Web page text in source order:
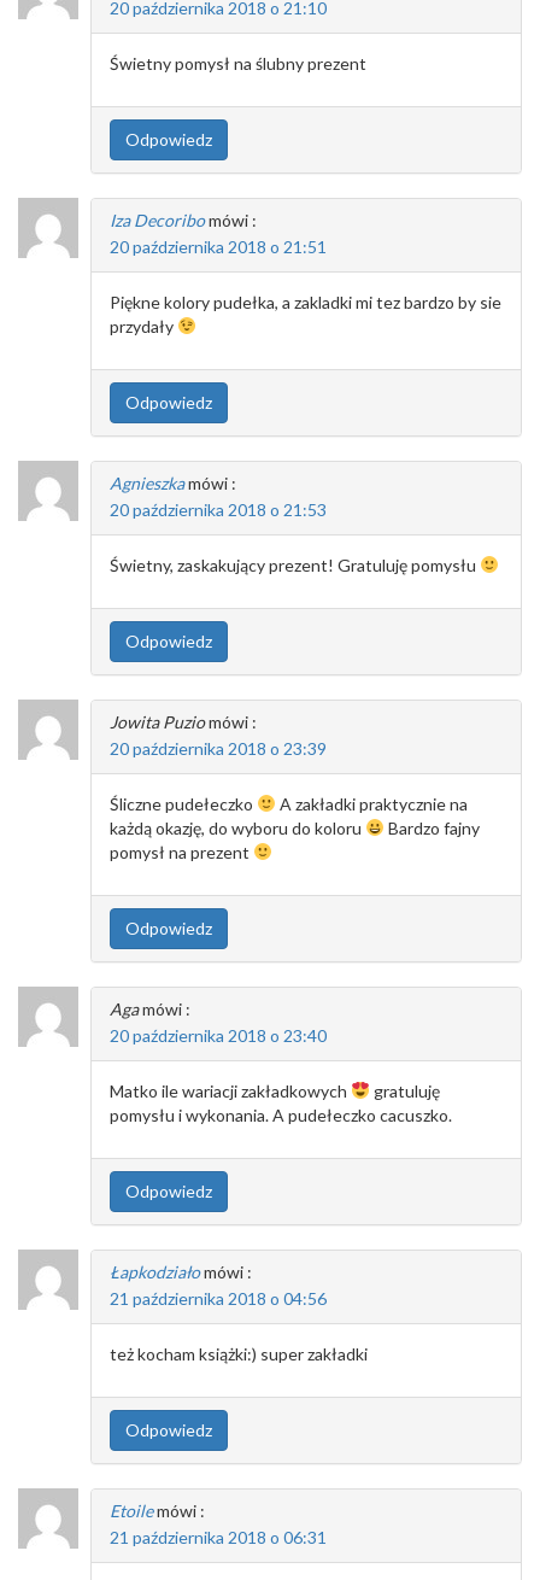
20 października 2018 o 21:10
Świetny pomysł na ślubny prezent
Odpowiedz
Iza Decoribomówi :
20 października 2018 o 21:51
Piękne kolory pudełka, a zakladki mi tez bardzo by sie
przydały
Odpowiedz
Agnieszkamówi :
20 października 2018 o 21:53
Świetny, zaskakujący prezent! Gratuluję pomysłu
Odpowiedz
Jowita Puziomówi :
20 października 2018 o 23:39
Śliczne pudełeczko
A zakładki praktycznie na
każdą okazję, do wyboru do koloru
Bardzo fajny
pomysł na prezent
Odpowiedz
Agamówi :
20 października 2018 o 23:40
Matko ile wariacji zakładkowych
gratuluję
pomysłu i wykonania. A pudełeczko cacuszko.
Odpowiedz
Łapkodziałomówi :
21 października 2018 o 04:56
też kocham książki:) super zakładki
Odpowiedz
Etoilemówi :
21 października 2018 o 06:31